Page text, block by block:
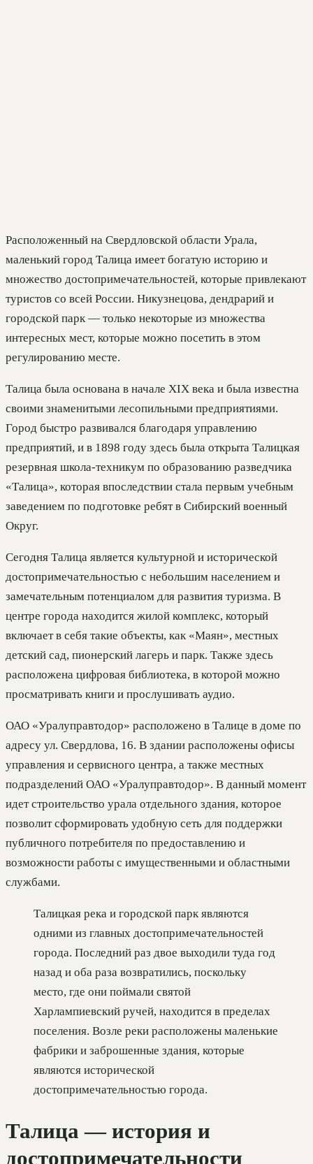
Расположенный на Свердловской области Урала,
маленький город Талица имеет богатую историю и
множество достопримечательностей, которые привлекают
туристов со всей России. Никузнецова, дендрарий и
городской парк — только некоторые из множества
интересных мест, которые можно посетить в этом
регулированию месте.
Талица была основана в начале XIX века и была известна
своими знаменитыми лесопильными предприятиями.
Город быстро развивался благодаря управлению
предприятий, и в 1898 году здесь была открыта Талицкая
резервная школа-техникум по образованию разведчика
«Талица», которая впоследствии стала первым учебным
заведением по подготовке ребят в Сибирский военный
Округ.
Сегодня Талица является культурной и исторической
достопримечательностью с небольшим населением и
замечательным потенциалом для развития туризма. В
центре города находится жилой комплекс, который
включает в себя такие объекты, как «Маян», местных
детский сад, пионерский лагерь и парк. Также здесь
расположена цифровая библиотека, в которой можно
просматривать книги и прослушивать аудио.
ОАО «Уралуправтодор» расположено в Талице в доме по
адресу ул. Свердлова, 16. В здании расположены офисы
управления и сервисного центра, а также местных
подразделений ОАО «Уралуправтодор». В данный момент
идет строительство урала отдельного здания, которое
позволит сформировать удобную сеть для поддержки
публичного потребителя по предоставлению и
возможности работы с имущественными и областными
службами.
Талицкая река и городской парк являются
одними из главных достопримечательностей
города. Последний раз двое выходили туда год
назад и оба раза возвратились, поскольку
место, где они поймали святой
Харлампиевский ручей, находится в пределах
поселения. Возле реки расположены маленькие
фабрики и заброшенные здания, которые
являются исторической
достопримечательностью города.
Талица — история и
достопримечательности